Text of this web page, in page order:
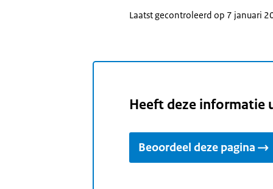
Laatst gecontroleerd op 7 januari
Heeft deze informatie
Beoordeel deze pagina